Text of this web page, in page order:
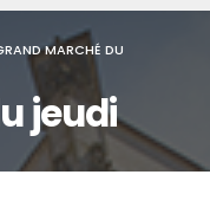
MARCHÉ DU
jeudi